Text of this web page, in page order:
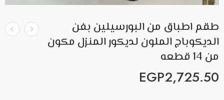
طقم اطباق من البورسيلين بفن
الديكوباج الملون لديكور المنزل مكون
من 14 قطعه
EGP2,725.50